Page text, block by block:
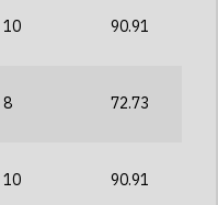
10 90.91
8 72.73
10 90.91